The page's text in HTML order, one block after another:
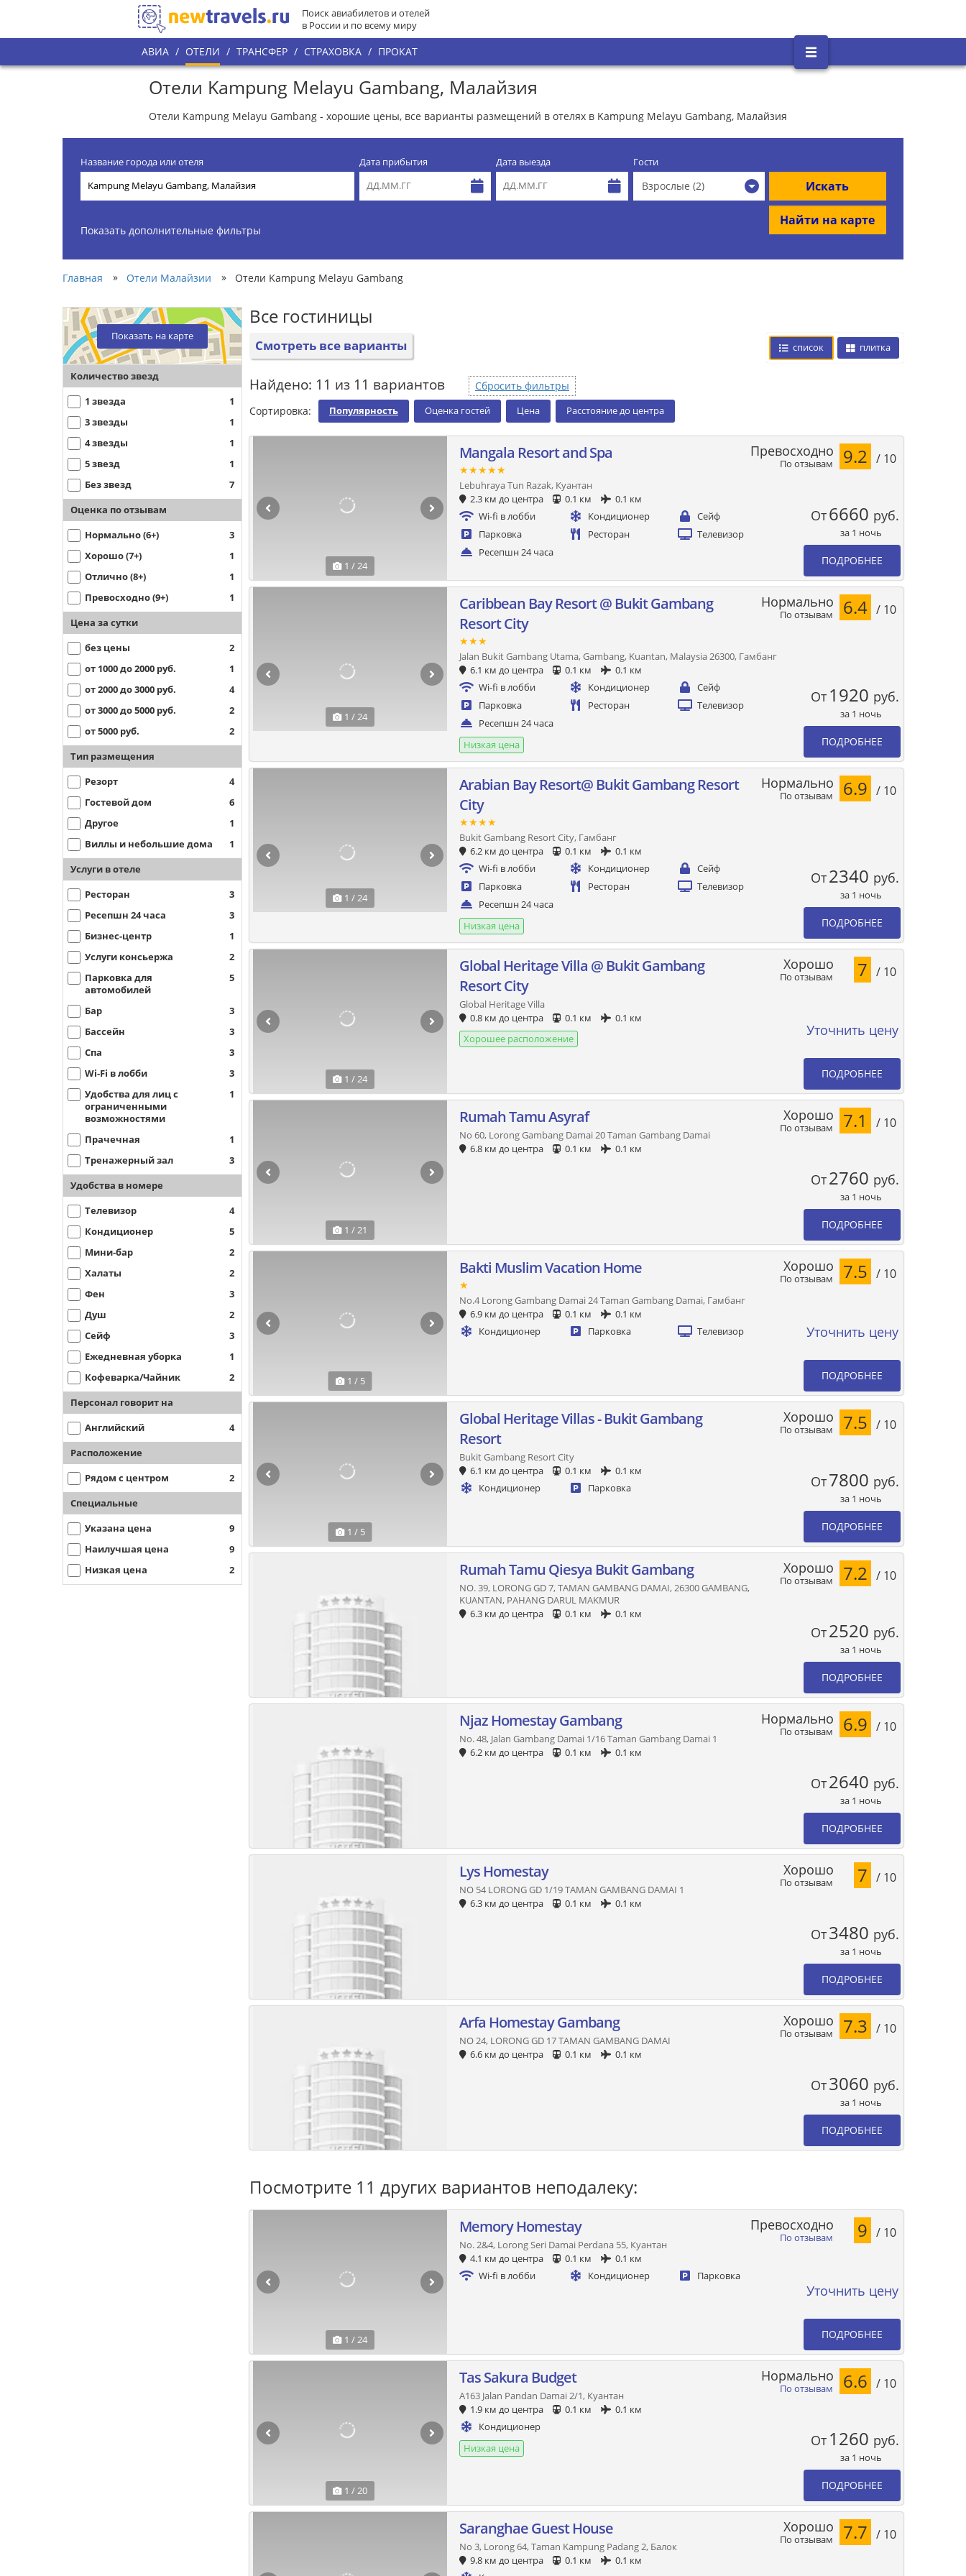
Поиск авиабилетов и отелей
в России и по всему миру
АВИА / ОТЕЛИ / ТРАНСФЕР / СТРАХОВКА / ПРОКАТ
Отели Kampung Melayu Gambang, Малайзия
Отели Kampung Melayu Gambang - хорошие цены, все варианты размещений в отелях в Kampung Melayu Gambang, Малайзия
Название города или отеля Дата прибытия Дата выезда Гости
Взрослые (2) Искать
Найти на карте
Показать дополнительные фильтры
Главная » Отели Малайзии » Отели Kampung Melayu Gambang
Показать на карте
Количество звезд
1 звезда
1
3 звезды
1
4 звезды
1
5 звезд
1
Без звезд
7
Оценка по отзывам
Нормально (6+)
3
Хорошо (7+)
1
Отлично (8+)
1
Превосходно (9+)
1
Цена за сутки
без цены
2
от 1000 до 2000 руб.
1
от 2000 до 3000 руб.
4
от 3000 до 5000 руб.
2
от 5000 руб.
2
Тип размещения
Резорт
4
Гостевой дом
6
Другое
1
Виллы и небольшие дома
1
Услуги в отеле
Ресторан
3
Ресепшн 24 часа
3
Бизнес-центр
1
Услуги консьержа
2
Парковка для
автомобилей
5
Бар
3
Бассейн
3
Спа
3
Wi-Fi в лобби
3
Удобства для лиц с
ограниченными
возможностями
1
Прачечная
1
Тренажерный зал
3
Удобства в номере
Телевизор
4
Кондиционер
5
Мини-бар
2
Халаты
2
Фен
3
Душ
2
Сейф
3
Ежедневная уборка
1
Кофеварка/Чайник
2
Персонал говорит на
Английский 4
Расположение
Рядом с центром 2
Специальные
Указана цена
9
Наилучшая цена
9
Низкая цена
2
Все гостиницы
Смотреть все варианты список плитка
Найдено: 11 из 11 вариантов
Сбросить фильтры
Сортировка:
Популярность Оценка гостей Цена Расстояние до центра
1 / 24
Mangala Resort and Spa
★★★★★
Lebuhraya Tun Razak, Куантан
2.3 км до центра
0.1 км
0.1 км
Wi-fi в лобби
Кондиционер
Сейф
Парковка
Ресторан
Телевизор
Ресепшн 24 часа
По отзывам
Превосходно 9.2 / 10
От6660 руб.
за 1 ночь
ПОДРОБНЕЕ
1 / 24
Caribbean Bay Resort @ Bukit Gambang
Resort City
★★★
Jalan Bukit Gambang Utama, Gambang, Kuantan, Malaysia 26300, Гамбанг
6.1 км до центра
0.1 км
0.1 км
Wi-fi в лобби
Кондиционер
Сейф
Парковка
Ресторан
Телевизор
Ресепшн 24 часа
Низкая цена
По отзывам
Нормально 6.4 / 10
От 1920 руб.
за 1 ночь
ПОДРОБНЕЕ
1 / 24
Arabian Bay Resort@ Bukit Gambang Resort
City
★★★★
Bukit Gambang Resort City, Гамбанг
6.2 км до центра
0.1 км
0.1 км
Wi-fi в лобби
Кондиционер
Сейф
Парковка
Ресторан
Телевизор
Ресепшн 24 часа
Низкая цена
По отзывам
Нормально 6.9 / 10
От2340 руб.
за 1 ночь
ПОДРОБНЕЕ
1 / 24
Global Heritage Villa @ Bukit Gambang
Resort City
Global Heritage Villa
0.8 км до центра
0.1 км
0.1 км
Хорошее расположение
По отзывам
Хорошо 7 / 10
Уточнить цену
ПОДРОБНЕЕ
1 / 21
Rumah Tamu Asyraf
No 60, Lorong Gambang Damai 20 Taman Gambang Damai
6.8 км до центра
0.1 км 0.1 км
По отзывам
Хорошо 7.1 / 10
От2760 руб.
за 1 ночь
ПОДРОБНЕЕ
1 / 5
Bakti Muslim Vacation Home
★
No.4 Lorong Gambang Damai 24 Taman Gambang Damai, Гамбанг
6.9 км до центра
0.1 км
0.1 км
Кондиционер
Парковка Телевизор
По отзывам
Хорошо 7.5 / 10
Уточнить цену
ПОДРОБНЕЕ
1 / 5
Global Heritage Villas - Bukit Gambang
Resort
Bukit Gambang Resort City
6.1 км до центра
0.1 км
0.1 км
Кондиционер
Парковка
По отзывам
Хорошо 7.5 / 10
От7800 руб.
за 1 ночь
ПОДРОБНЕЕ
Rumah Tamu Qiesya Bukit Gambang
NO. 39, LORONG GD 7, TAMAN GAMBANG DAMAI, 26300 GAMBANG,
KUANTAN, PAHANG DARUL MAKMUR
6.3 км до центра
0.1 км 0.1 км
По отзывам
Хорошо 7.2 / 10
От2520 руб.
за 1 ночь
ПОДРОБНЕЕ
Njaz Homestay Gambang
No. 48, Jalan Gambang Damai 1/16 Taman Gambang Damai 1
6.2 км до центра
0.1 км 0.1 км
По отзывам
Нормально 6.9 / 10
От2640 руб.
за 1 ночь
ПОДРОБНЕЕ
Lys Homestay
NO 54 LORONG GD 1/19 TAMAN GAMBANG DAMAI 1
6.3 км до центра
0.1 км 0.1 км
По отзывам
Хорошо 7 / 10
От3480 руб.
за 1 ночь
ПОДРОБНЕЕ
Arfa Homestay Gambang
NO 24, LORONG GD 17 TAMAN GAMBANG DAMAI
6.6 км до центра
0.1 км 0.1 км
По отзывам
Хорошо 7.3 / 10
От3060 руб.
за 1 ночь
ПОДРОБНЕЕ
Посмотрите 11 других вариантов неподалеку:
1 / 24
Memory Homestay
No. 2&4, Lorong Seri Damai Perdana 55, Куантан
4.1 км до центра
0.1 км
0.1 км
Wi-fi в лобби
Кондиционер Парковка
По отзывам
Превосходно 9 / 10
Уточнить цену
ПОДРОБНЕЕ
1 / 20
Tas Sakura Budget
A163 Jalan Pandan Damai 2/1, Куантан
1.9 км до центра
0.1 км
0.1 км
Кондиционер
Низкая цена
По отзывам
Нормально 6.6 / 10
От 1260 руб.
за 1 ночь
ПОДРОБНЕЕ
Saranghae Guest House
No 3, Lorong 64, Taman Kampung Padang 2, Балок
9.8 км до центра
0.1 км
0.1 км
По отзывам
Хорошо 7.7 / 10